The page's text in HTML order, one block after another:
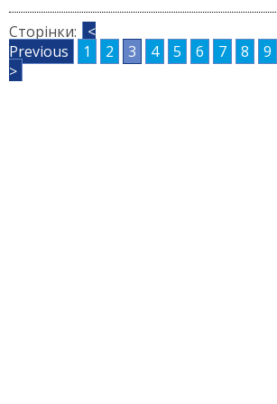
Сторінки:
<
Previous
1 2 3 4 5 6 7 8 9
>